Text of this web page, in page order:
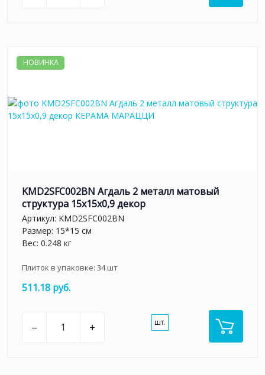
НОВИНКА
KMD2SFC002BN Агдаль 2 металл матовый
структура 15x15x0,9 декор
Артикул: KMD2SFC002BN
Размер: 15*15 см
Вес: 0.248 кг
Плиток в упаковке: 34шт
511.18 руб.
– + шт.